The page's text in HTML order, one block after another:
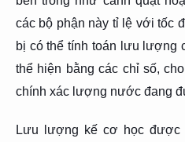
các bộ phận này tỉ lệ với tốc
bị có thể tính toán lưu lượng
thể hiện bằng các chỉ số,
chính xác lượng nước đang
Lưu lượng kế cơ học được